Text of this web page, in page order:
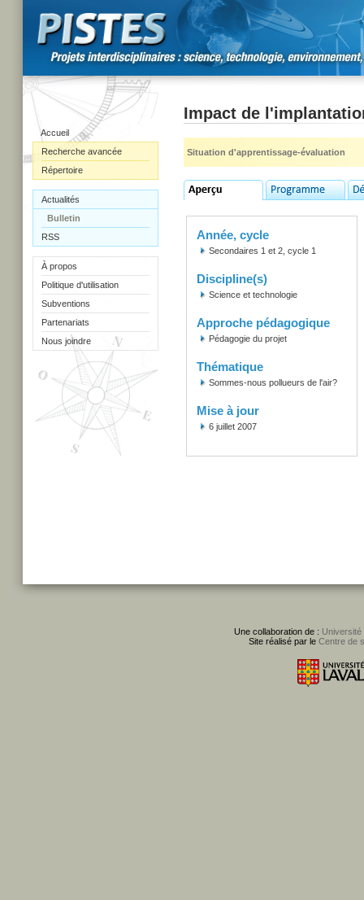
Accueil
Recherche avancée
Répertoire
Actualités
Bulletin
RSS
À propos
Politique d'utilisation
Subventions
Partenariats
Nous joindre
Impact de
Situation d'apprentissage-évaluation
Année, cycle
Secondaires 1 et 2, cycle 1
Discipline(s)
Science et technologie
Approche pédagogique
Pédagogie du projet
Thématique
Sommes-nous pollueurs de l'air?
Mise à jour
6 juillet 2007
Une collaboration de : Université
Site réalisé par le Centre de